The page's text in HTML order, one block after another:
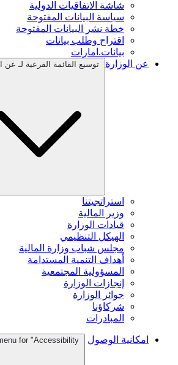
شاشة الاتفاقيات الدولية
سياسة البيانات المفتوحة
خطة نشر البيانات المفتوحة
اقتراح وطلب بيانات
بيانات.امارات
عن الوزارة
توسيع القائمة الفرعية لـ عن
استراتجيتنا
وزير المالية
قيادات الوزارة
الهيكل التنظيمي
مجلس شباب وزارة المالية
أهداف التنمية المستدامة
المسؤولية المجتمعية
إنجازات الوزارة
جوائز الوزارة
شركاؤنا
المبادرات
امكانية الوصول for "Accessibility"